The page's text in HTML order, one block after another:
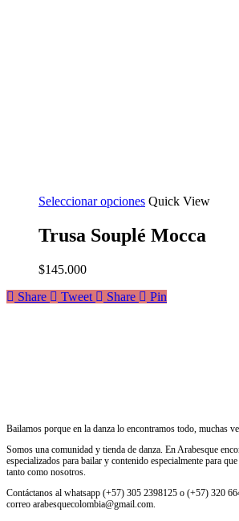
Seleccionar opciones Quick View
Trusa Souplé Mocca
$145.000
Share
Tweet Share Pin
Bailamos porque en la danza lo encontramos todo, muchas
Somos una comunidad y tienda de danza. En Arabesque
especializados para bailar y contenido especialmente para
tanto como nosotros.
Contáctanos al whatsapp (+57) 305 2398125 o (+57) 320
correo arabesquecolombia@gmail.com.